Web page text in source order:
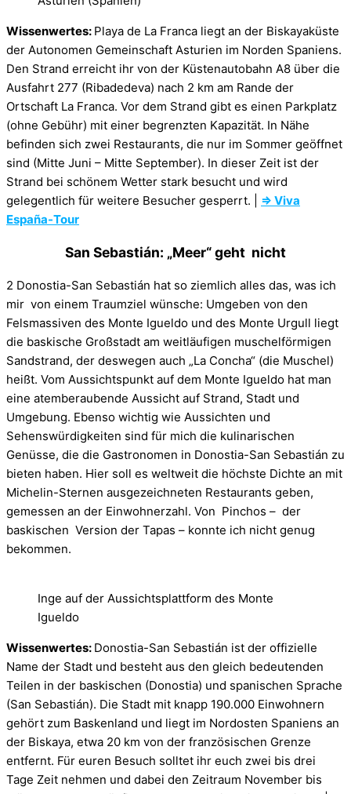
Wissenwertes: Playa de La Franca liegt an der Biskayaküste
der Autonomen Gemeinschaft Asturien im Norden Spaniens.
Den Strand erreicht ihr von der Küstenautobahn A8 über die
Ausfahrt 277 (Ribadedeva) nach 2 km am Rande der
Ortschaft La Franca. Vor dem Strand gibt es einen Parkplatz
(ohne Gebühr) mit einer begrenzten Kapazität. In Nähe
befinden sich zwei Restaurants, die nur im Sommer geöffnet
sind (Mitte Juni – Mitte September). In dieser Zeit ist der
Strand bei schönem Wetter stark besucht und wird
gelegentlich für weitere Besucher gesperrt. | ⇒ Viva
España-Tour
San Sebastián: „Meer“ geht nicht
2 Donostia-San Sebastián hat so ziemlich alles das, was ich
mir von einem Traumziel wünsche: Umgeben von den
Felsmassiven des Monte Igueldo und des Monte Urgull liegt
die baskische Großstadt am weitläufigen muschelförmigen
Sandstrand, der deswegen auch „La Concha“ (die Muschel)
heißt. Vom Aussichtspunkt auf dem Monte Igueldo hat man
eine atemberaubende Aussicht auf Strand, Stadt und
Umgebung. Ebenso wichtig wie Aussichten und
Sehenswürdigkeiten sind für mich die kulinarischen
Genüsse, die die Gastronomen in Donostia-San Sebastián zu
bieten haben. Hier soll es weltweit die höchste Dichte an mit
Michelin-Sternen ausgezeichneten Restaurants geben,
gemessen an der Einwohnerzahl. Von Pinchos – der
baskischen Version der Tapas – konnte ich nicht genug
bekommen.
Inge auf der Aussichtsplattform des Monte
Igueldo
Wissenwertes: Donostia-San Sebastián ist der offizielle
Name der Stadt und besteht aus den gleich bedeutenden
Teilen in der baskischen (Donostia) und spanischen Sprache
(San Sebastián). Die Stadt mit knapp 190.000 Einwohnern
gehört zum Baskenland und liegt im Nordosten Spaniens an
der Biskaya, etwa 20 km von der französischen Grenze
entfernt. Für euren Besuch solltet ihr euch zwei bis drei
Tage Zeit nehmen und dabei den Zeitraum November bis